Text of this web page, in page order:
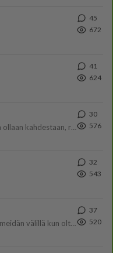
45
672
41
624
Yhtä paljon, kuin minä sinusta? Haaveissa ollaan kahdestaan, rauhassa ja lähennytään fyysisesti ja tutustutaan syvemmin
30
576
32
543
Muru, sä oot ihana. Tunsitko sen sähkön meidän välillä kun oltiin ihan låhekkäin? 👩‍❤️‍👩❤️😼😘
37
520